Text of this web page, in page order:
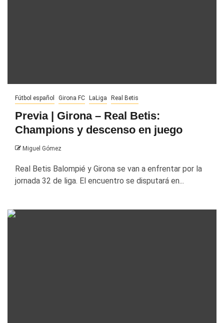
Fútbol español Girona FC LaLiga Real Betis
Previa | Girona – Real Betis:
Champions y descenso en juego
Miguel Gómez
Real Betis Balompié y Girona se van a enfrentar por la
jornada 32 de liga. El encuentro se disputará en...